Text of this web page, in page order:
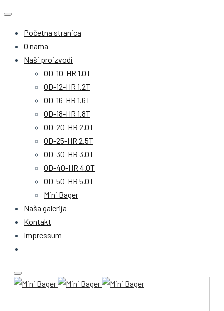
Početna stranica
O nama
Naši proizvodi
OD-10-HR 1.0T
OD-12-HR 1.2T
OD-16-HR 1.6T
OD-18-HR 1.8T
OD-20-HR 2.0T
OD-25-HR 2.5T
OD-30-HR 3.0T
OD-40-HR 4.0T
OD-50-HR 5.0T
Mini Bager
Naša galerija
Kontakt
Impressum